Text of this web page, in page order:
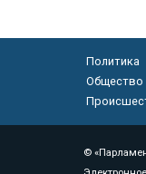
Политика
Общество
©